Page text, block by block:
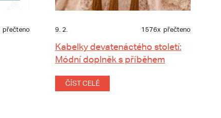
přečteno 9. 2. 1576x přečteno
Kabelky devatenáctého století:
Módní doplněk s příběhem
ČÍST CELÉ